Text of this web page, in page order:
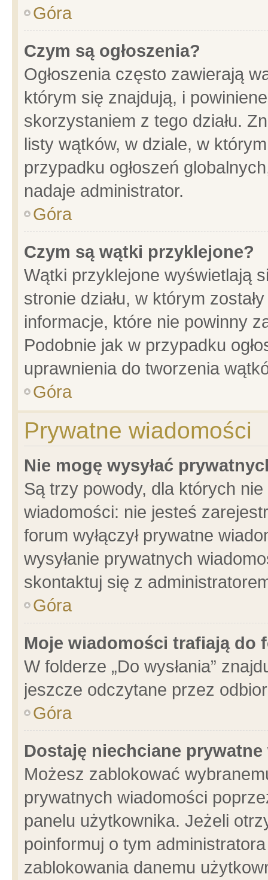
Góra
Czym są ogłoszenia?
Ogłoszenia często zawierają
którym się znajdują, i
skorzystaniem z tego działu.
listy wątków, w dziale, w
przypadku ogłoszeń
nadaje administrator.
Góra
Czym są wątki przyklejone?
Wątki przyklejone wyświetlają
stronie działu, w którym
informacje, które nie powinny
Podobnie jak w przypadku
uprawnienia do tworzenia
Góra
Prywatne wiadomości
Nie mogę wysyłać
Są trzy powody, dla których
wiadomości: nie jesteś
forum wyłączył prywatne
wysyłanie prywatnych
skontaktuj się z
Góra
Moje wiadomości trafiają do
W folderze „Do wysłania”
jeszcze odczytane przez
Góra
Dostaję niechciane
Możesz zablokować
prywatnych wiadomości
panelu użytkownika. Jeżeli
poinformuj o tym
zablokowania danemu